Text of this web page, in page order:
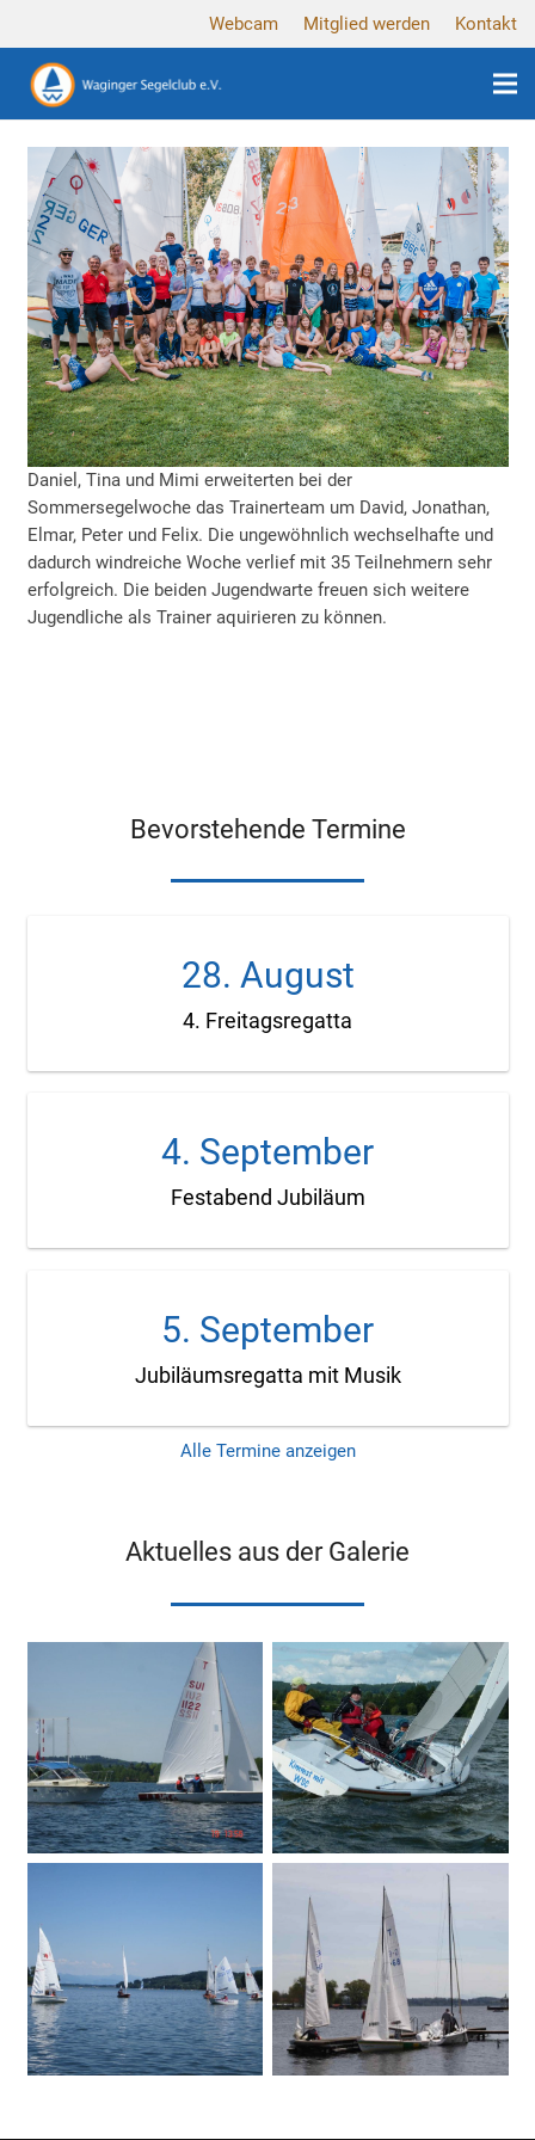
Webcam Mitglied werden Kontakt
Daniel, Tina und Mimi erweiterten bei der
Sommersegelwoche das Trainerteam um David, Jonathan,
Elmar, Peter und Felix. Die ungewöhnlich wechselhafte und
dadurch windreiche Woche verlief mit 35 Teilnehmern sehr
erfolgreich. Die beiden Jugendwarte freuen sich weitere
Jugendliche als Trainer aquirieren zu können.
Bevorstehende Termine
4. Freitagsregatta
28. August
Festabend Jubiläum
4. September
Jubiläumsregatta mit Musik
5. September
Alle Termine anzeigen
Aktuelles aus der Galerie